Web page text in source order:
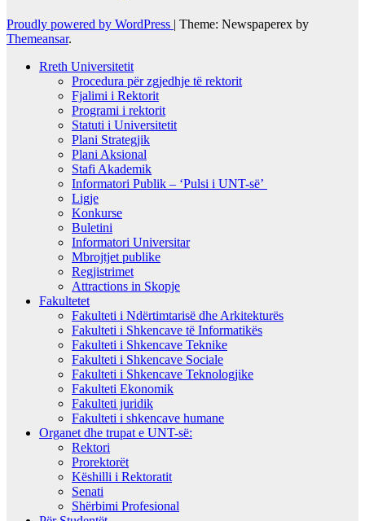
Proudly powered by WordPress | Theme: Newspaperex by
Themeansar.
Rreth Universitetit
Procedura për zgjedhje të rektorit
Fjalimi i Rektorit
Programi i rektorit
Statuti i Universitetit
Plani Strategjik
Plani Aksional
Stafi Akademik
Informatori Publik – ‘Pulsi i UNT-së’
Ligje
Konkurse
Buletini
Informatori Universitar
Mbrojtjet publike
Regjistrimet
Attractions in Skopje
Fakultetet
Fakulteti i Ndërtimtarisë dhe Arkitekturës
Fakulteti i Shkencave të Informatikës
Fakulteti i Shkencave Teknike
Fakulteti i Shkencave Sociale
Fakulteti i Shkencave Teknologjike
Fakulteti Ekonomik
Fakulteti juridik
Fakulteti i shkencave humane
Organet dhe trupat e UNT-së:
Rektori
Prorektorët
Këshilli i Rektoratit
Senati
Shërbimi Profesional